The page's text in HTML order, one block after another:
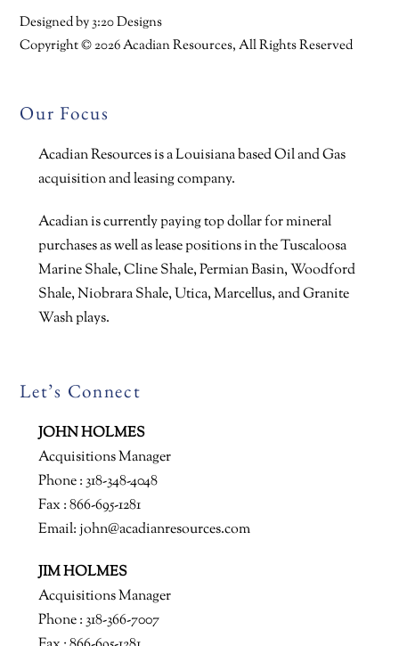
Designed by3:20 Designs
Copyright ©2026 Acadian Resources, All Rights Reserved
Our Focus
Acadian Resources is a Louisiana based Oil and Gas
acquisition and leasing company.
Acadian is currently paying top dollar for mineral
purchases as well as lease positions in the Tuscaloosa
Marine Shale, Cline Shale, Permian Basin, Woodford
Shale, Niobrara Shale, Utica, Marcellus, and Granite
Wash plays.
Let’s Connect
JOHN HOLMES
Acquisitions Manager
Phone : 318-348-4048
Fax : 866-695-1281
Email:john@acadianresources.com
JIM HOLMES
Acquisitions Manager
Phone : 318-366-7007